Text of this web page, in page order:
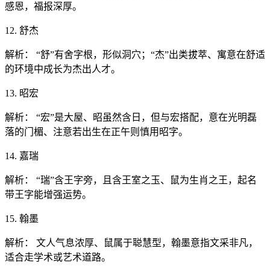
感恩，福报深厚。
12. 舒杰
解析： “舒”有舍字根，形似洞穴；“杰”出类拔萃、寓意在舒适
的环境中成长为杰出人才。
13. 昭宏
解析： “宏”是大屋、昭虽然含日，但与宏搭配，意在光明磊
落的门楣、注意若出生在正午则慎用昭字。
14. 嘉瑞
解析： “瑞”含王字旁，且含王室之玉、鼠为生肖之王，起名
带王字能增强运势。
15. 翰墨
解析： 文人气息浓厚、鼠属于聪慧型，翰墨意指文采非凡，
适合走学术或艺术道路。